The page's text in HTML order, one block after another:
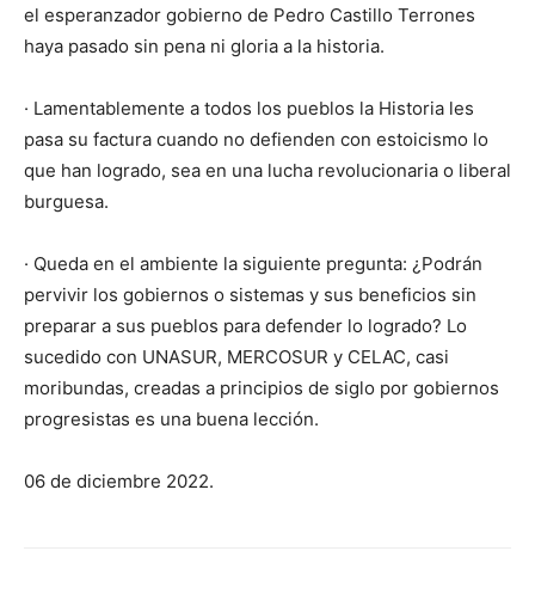
el esperanzador gobierno de Pedro Castillo Terrones
haya pasado sin pena ni gloria a la historia.
· Lamentablemente a todos los pueblos la Historia les
pasa su factura cuando no defienden con estoicismo lo
que han logrado, sea en una lucha revolucionaria o liberal
burguesa.
· Queda en el ambiente la siguiente pregunta: ¿Podrán
pervivir los gobiernos o sistemas y sus beneficios sin
preparar a sus pueblos para defender lo logrado? Lo
sucedido con UNASUR, MERCOSUR y CELAC, casi
moribundas, creadas a principios de siglo por gobiernos
progresistas es una buena lección.
06 de diciembre 2022.